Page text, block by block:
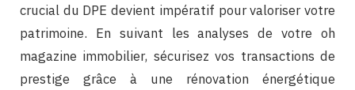
crucial du DPE devient impératif pour valoriser votre
patrimoine. En suivant les analyses de votre oh
magazine immobilier, sécurisez vos transactions de
prestige grâce à une rénovation énergétique